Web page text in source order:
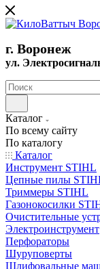
г. Воронеж
ул.
Каталог
По всему сайту
По каталогу
Каталог
Инструмент STIHL
Цепные пилы
Триммеры STIHL
Газонокосилки
Очистительные
Электроинструмент
Перфораторы
Шуруповерты
Шлифовальные